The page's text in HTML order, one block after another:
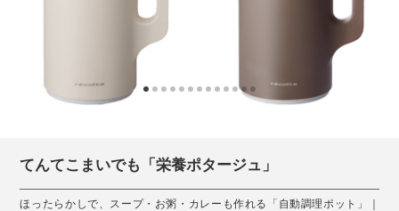
てんてこまいでも「栄養ポタージュ」
ほったらかしで、スープ・お粥・カレーも作れる「自動調理ポット」｜